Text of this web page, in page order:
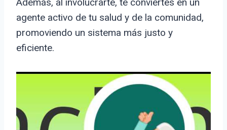
Además, al involucrarte, te conviertes en un
agente activo de tu salud y de la comunidad,
promoviendo un sistema más justo y
eficiente.